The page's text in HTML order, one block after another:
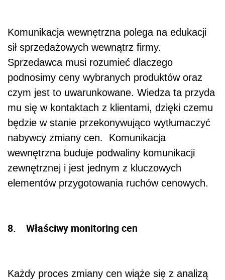
Komunikacja wewnętrzna polega na edukacji
sił sprzedażowych wewnątrz firmy.
Sprzedawca musi rozumieć dlaczego
podnosimy ceny wybranych produktów oraz
czym jest to uwarunkowane. Wiedza ta przyda
mu się w kontaktach z klientami, dzięki czemu
będzie w stanie przekonywująco wytłumaczyć
nabywcy zmiany cen. Komunikacja
wewnętrzna buduje podwaliny komunikacji
zewnętrznej i jest jednym z kluczowych
elementów przygotowania ruchów cenowych.
8. Właściwy monitoring cen
Każdy proces zmiany cen wiąże się z analizą